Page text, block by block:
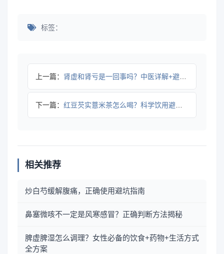
标签：
上一篇： 肾虚和肾亏是一回事吗？中医详解+避坑指南
下一篇： 红豆芡实薏米茶怎么喝？科学饮用避坑指南
相关推荐
炒白芍缓解腹痛，正确使用避坑指南
鼻塞微咳不一定是风寒感冒？正确判断方法揭秘
脾虚脾湿怎么调理？女性必备的饮食+药物+生活方式
全方案